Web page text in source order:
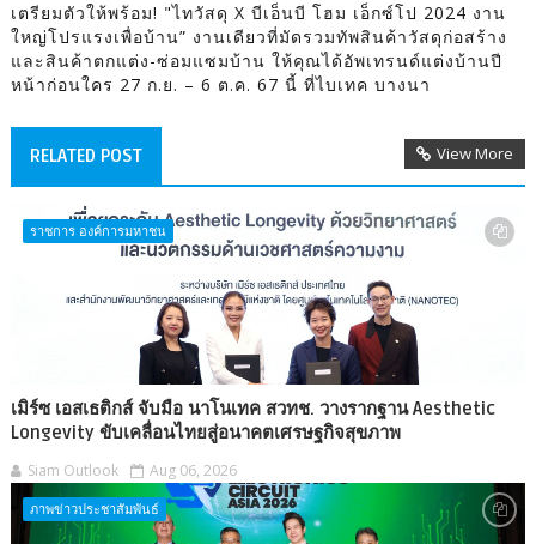
เตรียมตัวให้พร้อม! "ไทวัสดุ X บีเอ็นบี โฮม เอ็กซ์โป 2024 งาน
ใหญ่โปรแรงเพื่อบ้าน” งานเดียวที่มัดรวมทัพสินค้าวัสดุก่อสร้าง
และสินค้าตกแต่ง-ซ่อมแซมบ้าน ให้คุณได้อัพเทรนด์แต่งบ้านปี
หน้าก่อนใคร 27 ก.ย. – 6 ต.ค. 67 นี้ ที่ไบเทค บางนา
RELATED POST View More
ราชการ องค์การมหาชน
เมิร์ซ เอสเธติกส์ จับมือ นาโนเทค สวทช. วางรากฐาน Aesthetic
Longevity ขับเคลื่อนไทยสู่อนาคตเศรษฐกิจสุขภาพ
Siam Outlook Aug 06, 2026
ภาพข่าวประชาสัมพันธ์